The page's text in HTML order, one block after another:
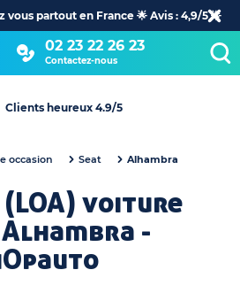
vous partout en France 🌟 Avis : 4,9/5 🌟
02 23 22 26 23
Contactez-nous
Clients heureux 4.9/5
occasion Seat Alhambra
(LOA) voiture
-